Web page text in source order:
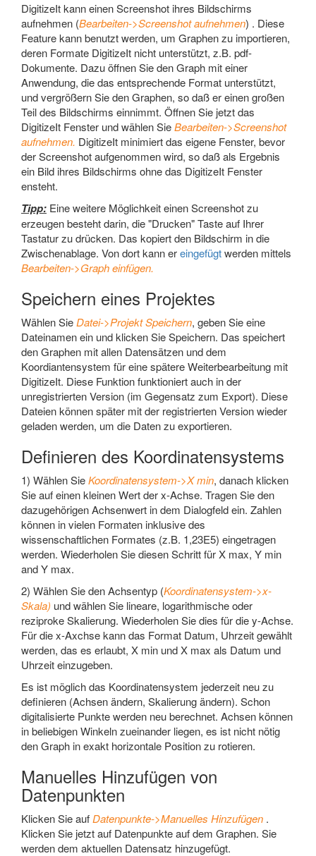
DigitizeIt kann einen Screenshot ihres Bildschirms
aufnehmen (Bearbeiten->Screenshot aufnehmen) . Diese
Feature kann benutzt werden, um Graphen zu importieren,
deren Formate DigitizeIt nicht unterstützt, z.B. pdf-
Dokumente. Dazu öffnen Sie den Graph mit einer
Anwendung, die das entsprechende Format unterstützt,
und vergrößern Sie den Graphen, so daß er einen großen
Teil des Bildschirms einnimmt. Öffnen Sie jetzt das
DigitizeIt Fenster und wählen SieBearbeiten->Screenshot
aufnehmen. DigitizeIt minimiert das eigene Fenster, bevor
der Screenshot aufgenommen wird, so daß als Ergebnis
ein Bild ihres Bildschirms ohne das DigitizeIt Fenster
ensteht.
Tipp: Eine weitere Möglichkeit einen Screenshot zu
erzeugen besteht darin, die "Drucken" Taste auf Ihrer
Tastatur zu drücken. Das kopiert den Bildschirm in die
Zwischenablage. Von dort kann ereingefügtwerden mittels
Bearbeiten->Graph einfügen.
Speichern eines Projektes
Wählen Sie Datei->Projekt Speichern, geben Sie eine
Dateinamen ein und klicken Sie Speichern. Das speichert
den Graphen mit allen Datensätzen und dem
Koordiantensystem für eine spätere Weiterbearbeitung mit
DigitizeIt. Diese Funktion funktioniert auch in der
unregistrierten Version (im Gegensatz zum Export). Diese
Dateien können später mit der registrierten Version wieder
geladen werden, um die Daten zu exportieren.
Definieren des Koordinatensystems
1) Wählen SieKoordinatensystem->X min, danach klicken
Sie auf einen kleinen Wert der x-Achse. Tragen Sie den
dazugehörigen Achsenwert in dem Dialogfeld ein. Zahlen
können in vielen Formaten inklusive des
wissenschaftlichen Formates (z.B. 1,23E5) eingetragen
werden. Wiederholen Sie diesen Schritt für X max, Y min
and Y max.
2) Wählen Sie den Achsentyp (Koordinatensystem->x-
Skala) und wählen Sie lineare, logarithmische oder
reziproke Skalierung. Wiederholen Sie dies für die y-Achse.
Für die x-Axchse kann das Format Datum, Uhrzeit gewählt
werden, das es erlaubt, X min und X max als Datum und
Uhrzeit einzugeben.
Es ist möglich das Koordinatensystem jederzeit neu zu
definieren (Achsen ändern, Skalierung ändern). Schon
digitalisierte Punkte werden neu berechnet. Achsen können
in beliebigen Winkeln zueinander liegen, es ist nicht nötig
den Graph in exakt horizontale Position zu rotieren.
Manuelles Hinzufügen von
Datenpunkten
Klicken Sie auf Datenpunkte->Manuelles Hinzufügen .
Klicken Sie jetzt auf Datenpunkte auf dem Graphen. Sie
werden dem aktuellen Datensatz hinzugefügt.